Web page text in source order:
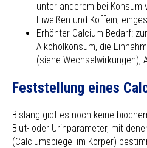
unter anderem bei Konsum
Eiweißen und Koffein,
Erhöhter Calcium-Bedarf:
Alkoholkonsum, die
(siehe Wechselwirkungen),
Feststellung eines
Bislang gibt es noch keine
Blut- oder Urinparameter, mit
(Calciumspiegel im Körper)